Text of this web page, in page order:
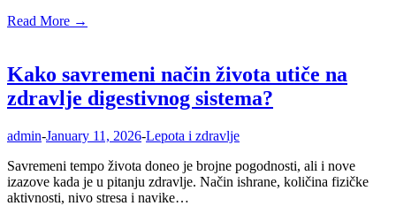
Read More →
Kako savremeni način života utiče na
zdravlje digestivnog sistema?
admin-January 11, 2026-Lepota i zdravlje
Savremeni tempo života doneo je brojne pogodnosti, ali i nove
izazove kada je u pitanju zdravlje. Način ishrane, količina fizičke
aktivnosti, nivo stresa i navike…